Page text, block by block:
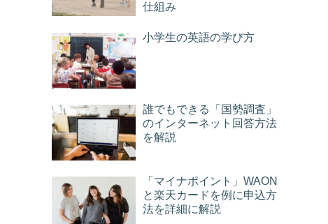
仕組み
小学生の英語の学び方
誰でもできる「国勢調査」
のインターネット回答方法
を解説
「マイナポイント」WAON
と楽天カードを例に申込方
法を詳細に解説